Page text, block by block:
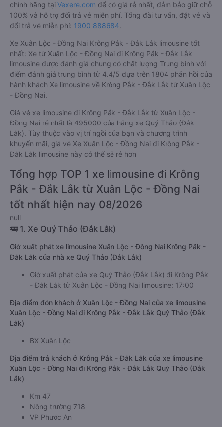
chính hãng tại Vexere.com để có giá rẻ nhất, đảm bảo giữ chỗ
100% và hỗ trợ đổi trả vé miễn phí. Tổng đài tư vấn, đặt vé và
đổi trả vé miễn phí: 1900 888684.
Xe Xuân Lộc - Đồng Nai Krông Pắk - Đắk Lắk limousine tốt
nhất: Xe từ Xuân Lộc - Đồng Nai đi Krông Pắk - Đắk Lắk
limousine được đánh giá chung có chất lượng Trung bình với
điểm đánh giá trung bình từ 4.4/5 dựa trên 1804 phản hồi của
hành khách Xe limousine về Krông Pắk - Đắk Lắk từ Xuân Lộc
- Đồng Nai.
Giá vé xe limousine đi Krông Pắk - Đắk Lắk từ Xuân Lộc -
Đồng Nai rẻ nhất là 495000 của hãng xe Quý Thảo (Đắk
Lắk). Tùy thuộc vào vị trí ngồi của bạn và chương trình
khuyến mãi, giá vé Xe Xuân Lộc - Đồng Nai đi Krông Pắk -
Đắk Lắk limousine này có thể sẽ rẻ hơn
Tổng hợp TOP 1 xe limousine đi Krông
Pắk - Đắk Lắk từ Xuân Lộc - Đồng Nai
tốt nhất hiện nay 08/2026
null
🚌 1. Xe Quý Thảo (Đắk Lắk)
Giờ xuất phát xe limousine Xuân Lộc - Đồng Nai Krông Pắk -
Đắk Lắk của nhà xe Quý Thảo (Đắk Lắk)
Giờ xuất phát của xe Quý Thảo (Đắk Lắk) đi Krông Pắk
- Đắk Lắk từ Xuân Lộc - Đồng Nai limousine: 17:00
Địa điểm đón khách ở Xuân Lộc - Đồng Nai của xe limousine
Xuân Lộc - Đồng Nai đi Krông Pắk - Đắk Lắk Quý Thảo (Đắk
Lắk)
BX Xuân Lộc
Địa điểm trả khách ở Krông Pắk - Đắk Lắk của xe limousine
Xuân Lộc - Đồng Nai đi Krông Pắk - Đắk Lắk Quý Thảo (Đắk
Lắk)
Km 47
Nông trường 718
VP Phước An